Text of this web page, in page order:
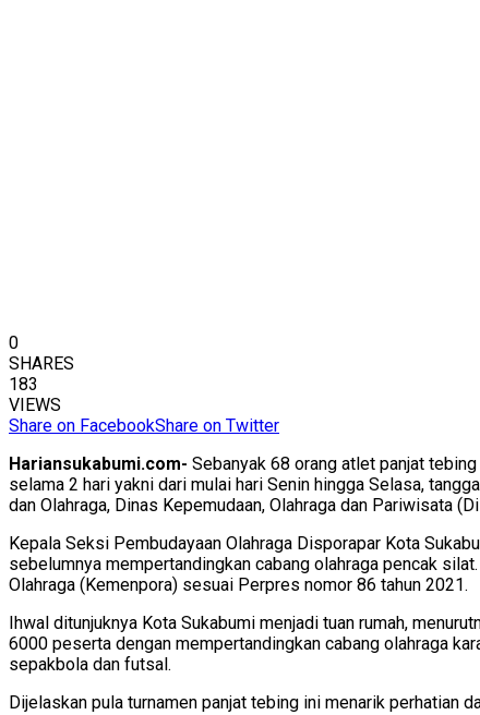
0
SHARES
183
VIEWS
Share on FacebookShare on Twitter
Hariansukabumi.com- Sebanyak 68 orang atlet panjat
selama 2 hari yakni dari mulai hari Senin hingga Selasa,
dan Olahraga, Dinas Kepemudaan, Olahraga dan Pariwisata
Kepala Seksi Pembudayaan Olahraga Disporapar Kota
sebelumnya mempertandingkan cabang olahraga pencak
Olahraga (Kemenpora) sesuai Perpres nomor 86 tahun 2021.
Ihwal ditunjuknya Kota Sukabumi menjadi tuan rumah,
6000 peserta dengan mempertandingkan cabang olahraga
sepakbola dan futsal.
Dijelaskan pula turnamen panjat tebing ini menarik perhatian